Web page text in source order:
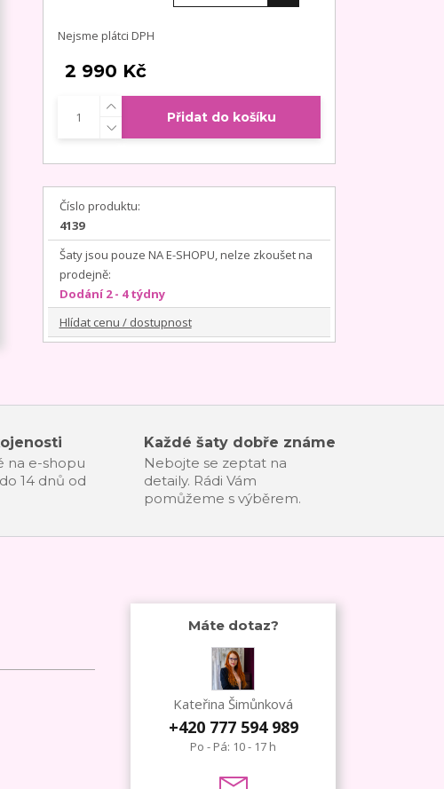
Nejsme plátci DPH
2 990 Kč
Přidat do košíku
Číslo produktu:
4139
Šaty jsou pouze NA E-SHOPU, nelze zkoušet na
prodejně:
Dodání 2 - 4 týdny
Hlídat cenu / dostupnost
na e-shopu
14 dnů od
Každé šaty dobře známe
Nebojte se zeptat na
detaily. Rádi Vám
pomůžeme s výběrem.
Máte dotaz?
Kateřina Šimůnková
+420 777 594 989
Po - Pá: 10 - 17 h